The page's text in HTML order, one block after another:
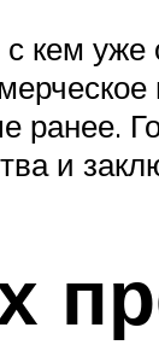
кем уже
ранее.
и